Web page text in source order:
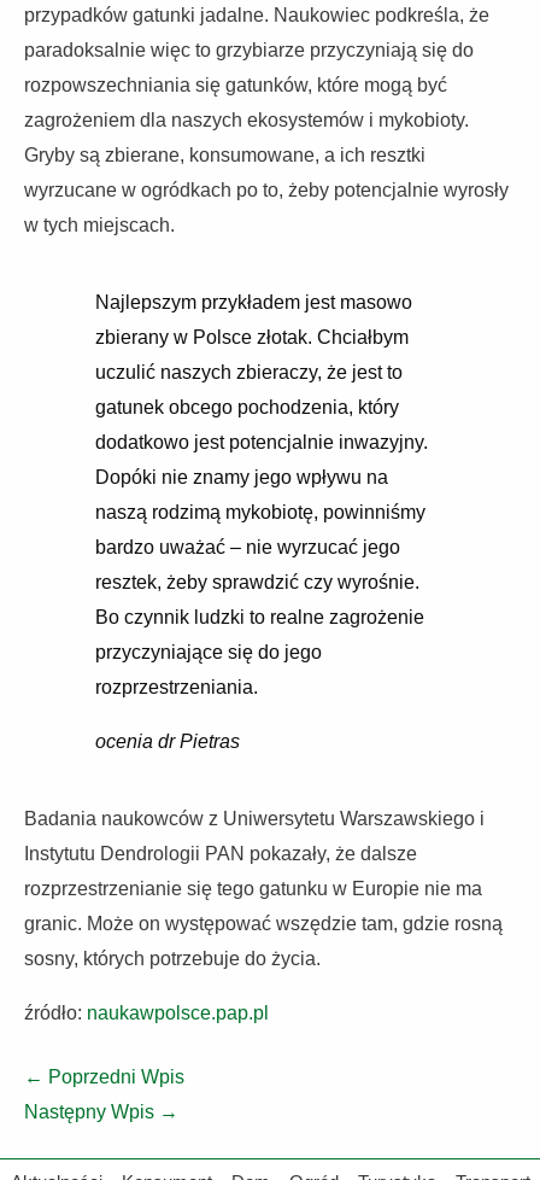
przypadków gatunki jadalne. Naukowiec podkreśla, że
paradoksalnie więc to grzybiarze przyczyniają się do
rozpowszechniania się gatunków, które mogą być
zagrożeniem dla naszych ekosystemów i mykobioty.
Gryby są zbierane, konsumowane, a ich resztki
wyrzucane w ogródkach po to, żeby potencjalnie wyrosły
w tych miejscach.
Najlepszym przykładem jest masowo
zbierany w Polsce złotak. Chciałbym
uczulić naszych zbieraczy, że jest to
gatunek obcego pochodzenia, który
dodatkowo jest potencjalnie inwazyjny.
Dopóki nie znamy jego wpływu na
naszą rodzimą mykobiotę, powinniśmy
bardzo uważać – nie wyrzucać jego
resztek, żeby sprawdzić czy wyrośnie.
Bo czynnik ludzki to realne zagrożenie
przyczyniające się do jego
rozprzestrzeniania.
ocenia dr Pietras
Badania naukowców z Uniwersytetu Warszawskiego i
Instytutu Dendrologii PAN pokazały, że dalsze
rozprzestrzenianie się tego gatunku w Europie nie ma
granic. Może on występować wszędzie tam, gdzie rosną
sosny, których potrzebuje do życia.
źródło: naukawpolsce.pap.pl
← Poprzedni Wpis
Następny Wpis →